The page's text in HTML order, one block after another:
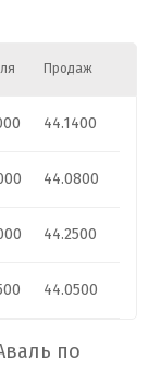
Продаж
44.1400
44.0800
44.2500
44.0500
по